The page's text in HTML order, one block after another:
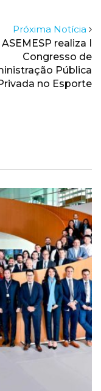
Próxima Notícia
ASEMESP realiza I
Congresso de
Pública
no Esporte